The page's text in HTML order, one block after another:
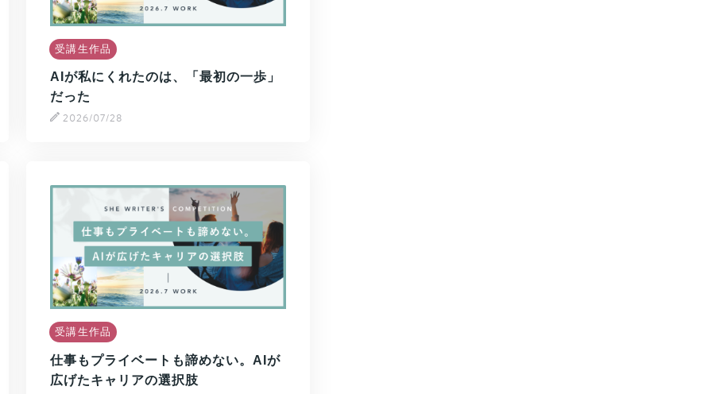
受講生作品
AIが私にくれたのは、「最初の一歩」
だった
2026/07/28
受講生作品
仕事もプライベートも諦めない。AIが
広げたキャリアの選択肢